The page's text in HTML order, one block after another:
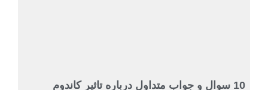
10 سوال و جواب متداول درباره تاثیر کاندوم